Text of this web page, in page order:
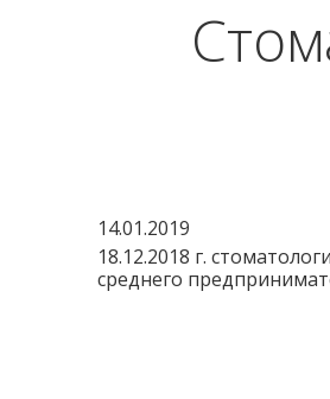
14.01.2019
18.12.2018 г.
среднего